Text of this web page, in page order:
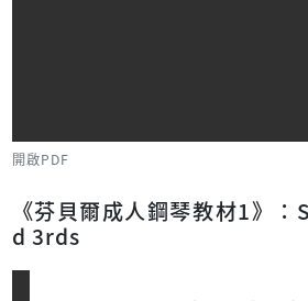
開啟PDF
《芬貝爾成人鋼琴教材1》
d 3rds